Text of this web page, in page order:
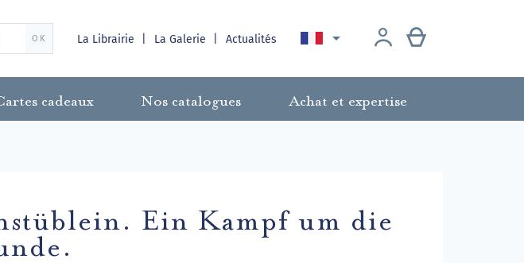
OK La Librairie La Galerie Actualités 
cadeaux Nos catalogues Achat et expertise
Ein Kampf um die